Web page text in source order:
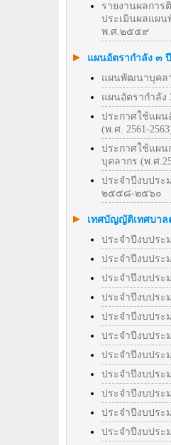
รายงานผลการ
ประเมินผลแผ
พ.ศ.๒๕๕๙
แผนอัตรากำลัง ๓ ปี
แผนพัฒนาบุคล
แผนอัตรากำลัง
ประกาศใช้แผน
(พ.ศ. 2561-
ประกาศใช้แผ
บุคลากร (พ.ศ
ประจำปีงบประ
๒๕๕๘-๒๕๖๐
เทศบัญญัติเทศบาล
ประจำปีงบปร
ประจำปีงบปร
ประจำปีงบปร
ประจำปีงบปร
ประจำปีงบปร
ประจำปีงบปร
ประจำปีงบปร
ประจำปีงบปร
ประจำปีงบปร
ประจำปีงบปร
ประจำปีงบปร